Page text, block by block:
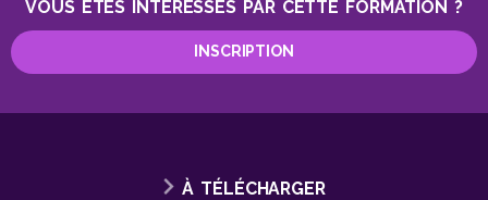
VOUS ÊTES INTÉRESSÉS PAR CETTE FORMATION ?
INSCRIPTION
À TÉLÉCHARGER